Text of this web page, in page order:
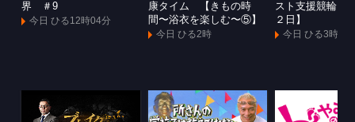
界 ＃9
今日 ひる12時04分
康タイム 【きもの時
間〜浴衣を楽しむ〜⑤】
今日 ひる2時
スト支援競輪
２日】
今日 ひる3時